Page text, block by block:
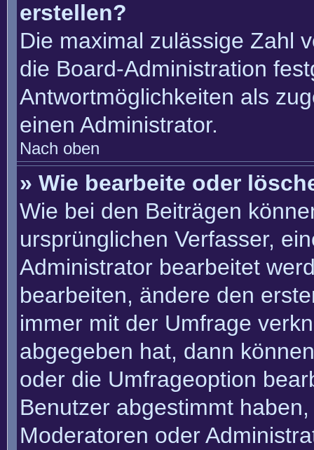
erstellen?
Die maximal zulässige Zahl
die Board-Administration
Antwortmöglichkeiten als
einen Administrator.
Nach oben
» Wie bearbeite oder
Wie bei den Beiträgen
ursprünglichen Verfasser,
Administrator bearbeitet
bearbeiten, ändere den
immer mit der Umfrage
abgegeben hat, dann
oder die Umfrageoption
Benutzer abgestimmt
Moderatoren oder